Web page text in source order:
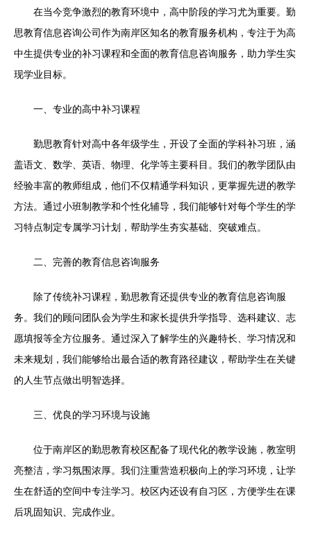
在当今竞争激烈的教育环境中，高中阶段的学习尤为重要。勤
思教育信息咨询公司作为南岸区知名的教育服务机构，专注于为高
中生提供专业的补习课程和全面的教育信息咨询服务，助力学生实
现学业目标。
一、专业的高中补习课程
勤思教育针对高中各年级学生，开设了全面的学科补习班，涵
盖语文、数学、英语、物理、化学等主要科目。我们的教学团队由
经验丰富的教师组成，他们不仅精通学科知识，更掌握先进的教学
方法。通过小班制教学和个性化辅导，我们能够针对每个学生的学
习特点制定专属学习计划，帮助学生夯实基础、突破难点。
二、完善的教育信息咨询服务
除了传统补习课程，勤思教育还提供专业的教育信息咨询服
务。我们的顾问团队会为学生和家长提供升学指导、选科建议、志
愿填报等全方位服务。通过深入了解学生的兴趣特长、学习情况和
未来规划，我们能够给出最合适的教育路径建议，帮助学生在关键
的人生节点做出明智选择。
三、优良的学习环境与设施
位于南岸区的勤思教育校区配备了现代化的教学设施，教室明
亮整洁，学习氛围浓厚。我们注重营造积极向上的学习环境，让学
生在舒适的空间中专注学习。校区内还设有自习区，方便学生在课
后巩固知识、完成作业。